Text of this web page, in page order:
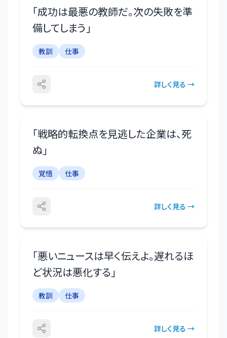
「成功は最悪の教師だ。次の失敗を準
備してしまう 」
教訓 仕事
詳しく見る →
「戦略的転換点を見逃した企業は、死
ぬ」
覚悟 仕事
詳しく見る →
「悪いニュースは早く伝えよ。遅れるほ
ど状況は悪化する 」
教訓 仕事
詳しく見る →